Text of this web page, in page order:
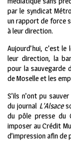
par le syndicat
un rapport de force
à leur direction.
Aujourd’hui, c’est
leur direction, la
pour la sauvegarde
de Moselle et les
S’ils n’ont pu
du journal L’Alsace
du pôle presse du
imposer au Crédit
d’impression afin de